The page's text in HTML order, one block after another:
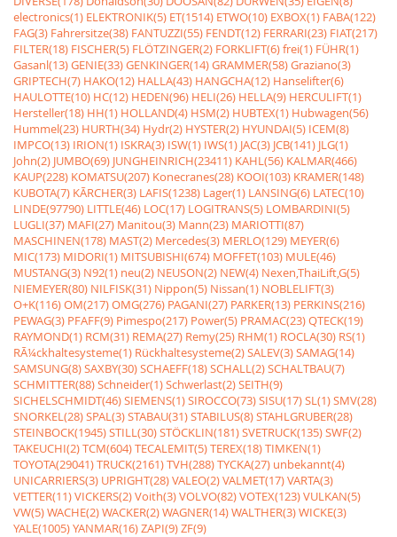
electronics(1) ELEKTRONIK(5) ET(1514) ETWO(10) EXBOX(1) FABA(122)
FAG(3) Fahrersitze(38) FANTUZZI(55) FENDT(12) FERRARI(23) FIAT(217)
FILTER(18) FISCHER(5) FLÖTZINGER(2) FORKLIFT(6)frei(1) FÜHR(1)
Gasanl(13)GENIE(33)GENKINGER(14)GRAMMER(58)Graziano(3)
GRIPTECH(7) HAKO(12) HALLA(43) HANGCHA(12) Hanselifter(6)
HAULOTTE(10) HC(12) HEDEN(96) HELI(26) HELLA(9) HERCULIFT(1)
Hersteller(18) HH(1) HOLLAND(4) HSM(2) HUBTEX(1) Hubwagen(56)
Hummel(23) HURTH(34) Hydr(2) HYSTER(2) HYUNDAI(5) ICEM(8)
IMPCO(13) IRION(1) ISKRA(3) ISW(1) IWS(1) JAC(3) JCB(141) JLG(1)
John(2) JUMBO(69) JUNGHEINRICH(23411) KAHL(56) KALMAR(466)
KAUP(228) KOMATSU(207) Konecranes(28) KOOI(103) KRAMER(148)
KUBOTA(7) KÃRCHER(3) LAFIS(1238) Lager(1) LANSING(6) LATEC(10)
LINDE(97790) LITTLE(46) LOC(17) LOGITRANS(5) LOMBARDINI(5)
LUGLI(37) MAFI(27) Manitou(3) Mann(23) MARIOTTI(87)
MASCHINEN(178) MAST(2) Mercedes(3) MERLO(129) MEYER(6)
MIC(173) MIDORI(1) MITSUBISHI(674) MOFFET(103) MULE(46)
MUSTANG(3) N92(1) neu(2) NEUSON(2) NEW(4) Nexen,ThaiLift,G(5)
NIEMEYER(80) NILFISK(31) Nippon(5) Nissan(1) NOBLELIFT(3)
O+K(116)OM(217)OMG(276) PAGANI(27) PARKER(13) PERKINS(216)
PEWAG(3) PFAFF(9) Pimespo(217) Power(5) PRAMAC(23)QTECK(19)
RAYMOND(1) RCM(31) REMA(27) Remy(25) RHM(1) ROCLA(30) RS(1)
RÃ¼ckhaltesysteme(1) Rückhaltesysteme(2)SALEV(3)SAMAG(14)
SAMSUNG(8)SAXBY(30)SCHAEFF(18)SCHALL(2)SCHALTBAU(7)
SCHMITTER(88)Schneider(1)Schwerlast(2)SEITH(9)
SICHELSCHMIDT(46)SIEMENS(1)SIROCCO(73)SISU(17)SL(1)SMV(28)
SNORKEL(28)SPAL(3)STABAU(31)STABILUS(8)STAHLGRUBER(28)
STEINBOCK(1945)STILL(30)STÖCKLIN(181)SVETRUCK(135)SWF(2)
TAKEUCHI(2)TCM(604)TECALEMIT(5)TEREX(18)TIMKEN(1)
TOYOTA(29041)TRUCK(2161)TVH(288)TYCKA(27) unbekannt(4)
UNICARRIERS(3) UPRIGHT(28)VALEO(2)VALMET(17)VARTA(3)
VETTER(11)VICKERS(2)Voith(3)VOLVO(82)VOTEX(123)VULKAN(5)
VW(5)WACHE(2)WACKER(2)WAGNER(14)WALTHER(3)WICKE(3)
YALE(1005)YANMAR(16)ZAPI(9)ZF(9)